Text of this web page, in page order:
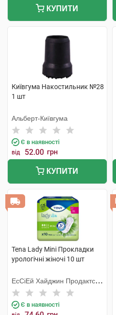
КУПИТИ
Київгума Накостильник №28
1 шт
Альберт-Київгума
Є в наявності
від 52.00 грн
КУПИТИ
Tena Lady Mini Прокладки
урологічні жіночі 10 шт
ЕсСіЕй Хайджин Продактс
Хугезанд
Є в наявності